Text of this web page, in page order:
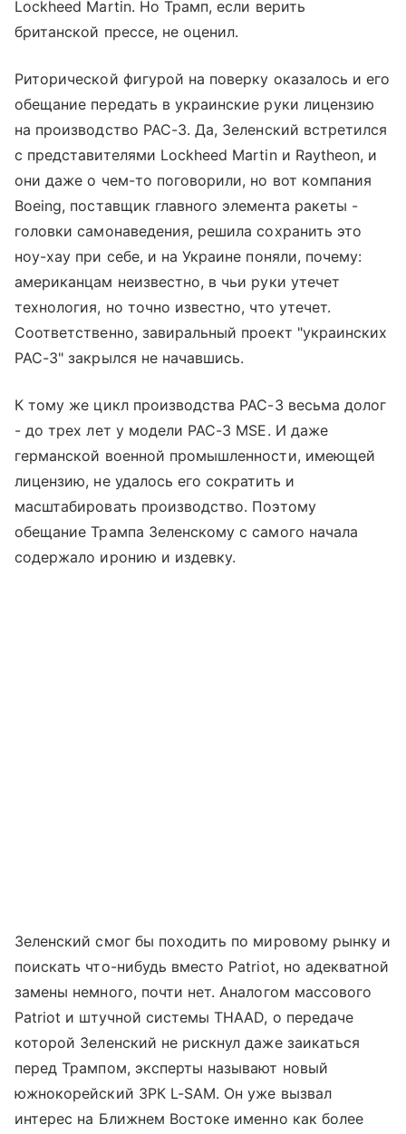
Lockheed Martin. Но Трамп, если верить
британской прессе, не оценил.
Риторической фигурой на поверку оказалось и его
обещание передать в украинские руки лицензию
на производство PAC-3. Да, Зеленский встретился
с представителями Lockheed Martin и Raytheon, и
они даже о чем-то поговорили, но вот компания
Boeing, поставщик главного элемента ракеты -
головки самонаведения, решила сохранить это
ноу-хау при себе, и на Украине поняли, почему:
американцам неизвестно, в чьи руки утечет
технология, но точно известно, что утечет.
Соответственно, завиральный проект "украинских
PAC-3" закрылся не начавшись.
К тому же цикл производства PAC-3 весьма долог
- до трех лет у модели PAC-3 MSE. И даже
германской военной промышленности, имеющей
лицензию, не удалось его сократить и
масштабировать производство. Поэтому
обещание Трампа Зеленскому с самого начала
содержало иронию и издевку.
Зеленский смог бы походить по мировому рынку и
поискать что-нибудь вместо Patriot, но адекватной
замены немного, почти нет. Аналогом массового
Patriot и штучной системы THAAD, о передаче
которой Зеленский не рискнул даже заикаться
перед Трампом, эксперты называют новый
южнокорейский ЗРК L-SAM. Он уже вызвал
интерес на Ближнем Востоке именно как более